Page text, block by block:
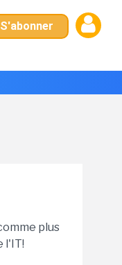
S'abonner
plus
l'IT!